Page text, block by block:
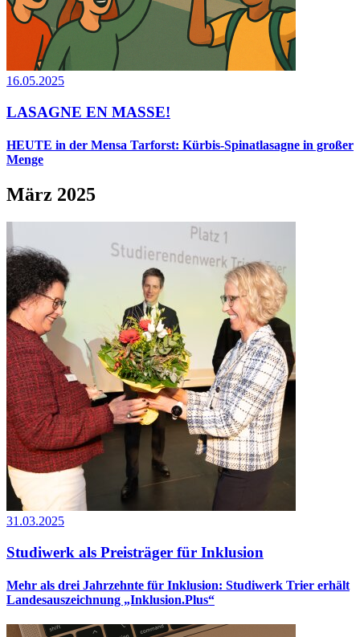
16.05.2025
LASAGNE EN MASSE!
HEUTE in der Mensa Tarforst: Kürbis-Spinatlasagne in großer
Menge
März 2025
31.03.2025
Studiwerk als Preisträger für Inklusion
Mehr als drei Jahrzehnte für Inklusion: Studiwerk Trier erhält
Landesauszeichnung „Inklusion.Plus“